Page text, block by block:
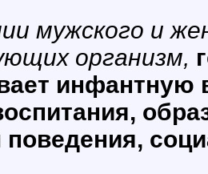
мужского и
организм,
инфантную